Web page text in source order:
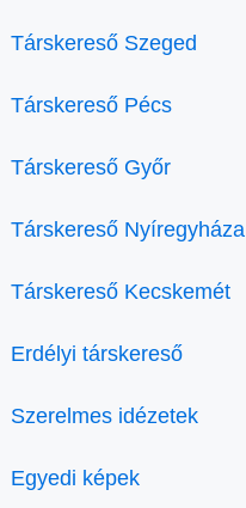
Társkereső Szeged
Társkereső Pécs
Társkereső Győr
Társkereső Nyíregyháza
Társkereső Kecskemét
Erdélyi társkereső
Szerelmes idézetek
Egyedi képek